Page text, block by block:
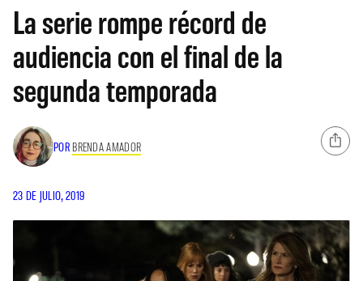
La serie rompe récord de
audiencia con el final de la
segunda temporada
POR BRENDA AMADOR
23 DE JULIO, 2019